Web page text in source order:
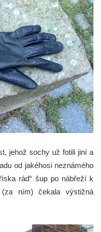
jehož sochy už fotili jiní a
od jakéhosi neznámého
rád“ šup po nábřeží k
ním) čekala výstižná